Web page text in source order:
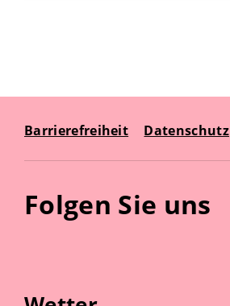
Barrierefreiheit Datenschutz
Folgen Sie uns